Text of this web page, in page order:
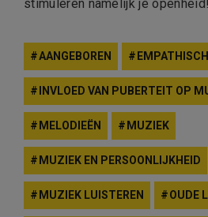
stimuleren namelijk je openheid!
AANGEBOREN EMPATHISCH
INVLOED VAN PUBERTEIT OP
MELODIEËN MUZIEK
MUZIEK EN PERSOONLIJKHEID
MUZIEK LUISTEREN OUDE